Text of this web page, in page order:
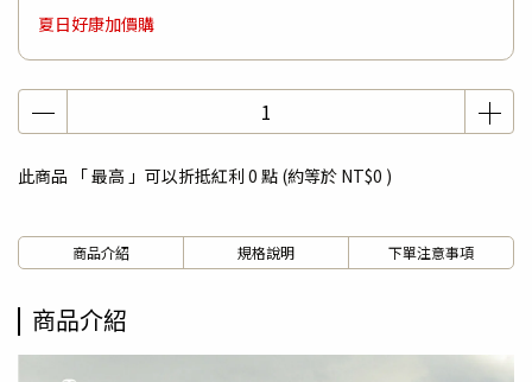
夏日好康加價購
此商品 「 最高 」可以折抵紅利 0 點 (約等於 NT$0 )
商品介紹 規格說明 下單注意事項
商品介紹